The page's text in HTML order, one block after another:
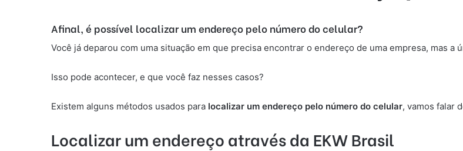
Afinal, é possível localizar um endereço pelo número do celular?
Você já deparou com uma situação em que precisa encontrar o endereço de uma empresa, mas a
Isso pode acontecer, e que você faz nesses casos?
Existem alguns métodos usados para localizar um endereço pelo número do celular, vamos falar
Localizar um endereço através da EKW Brasil